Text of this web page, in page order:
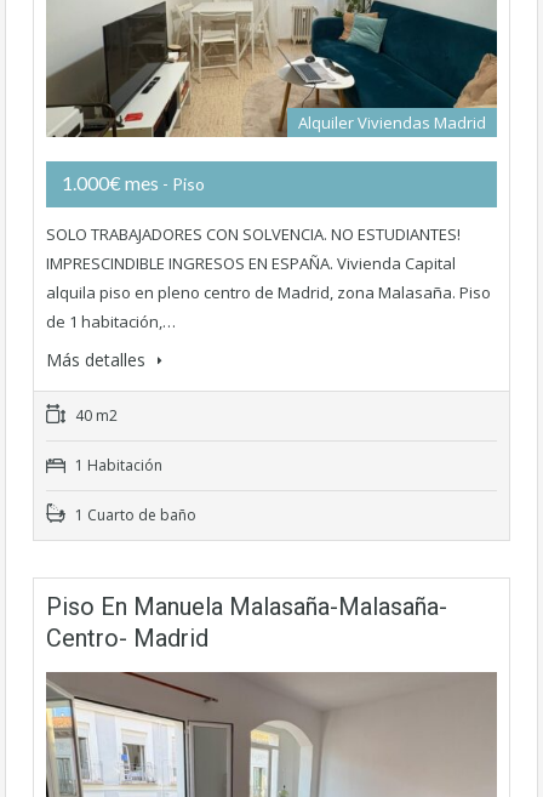
Alquiler Viviendas Madrid
1.000€ mes - Piso
SOLO TRABAJADORES CON SOLVENCIA. NO ESTUDIANTES!
IMPRESCINDIBLE INGRESOS EN ESPAÑA. Vivienda Capital
alquila piso en pleno centro de Madrid, zona Malasaña. Piso
de 1 habitación,…
Más detalles
40 m2
1 Habitación
1 Cuarto de baño
Piso En Manuela Malasaña-Malasaña-
Centro- Madrid